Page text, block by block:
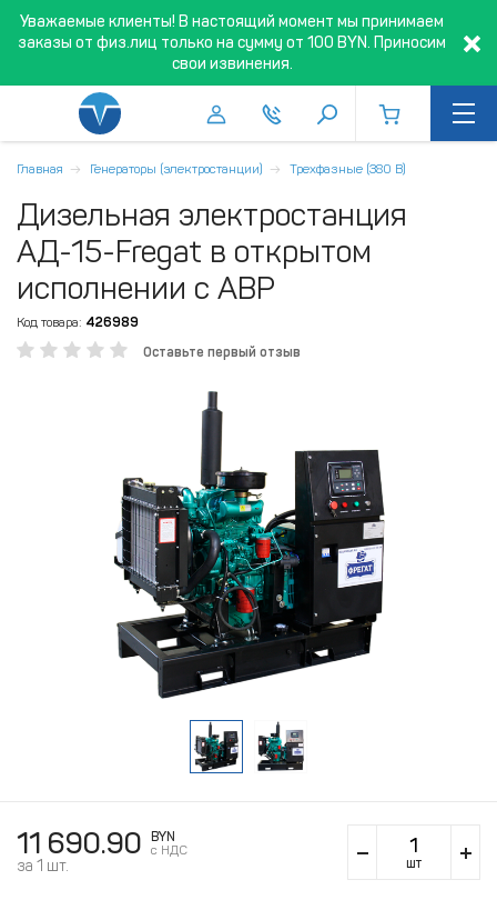
Уважаемые клиенты! В настоящий момент мы принимаем
заказы от физ.лиц только на сумму от 100 BYN. Приносим
свои извинения.
Главная Генераторы (электростанции) Трехфазные (380 В)
Дизельная электростанция
АД-15-Fregat в открытом
исполнении с АВР
Код товара: 426989
Оставьте первый отзыв
11 690.90
BYN
c НДС
за 1 шт. шт